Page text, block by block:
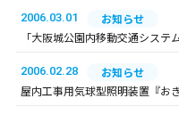
2006.03.01
お知らせ
「大阪城公園内移動交通シス
2006.02.28
お知らせ
屋内工事用気球型照明装置『お